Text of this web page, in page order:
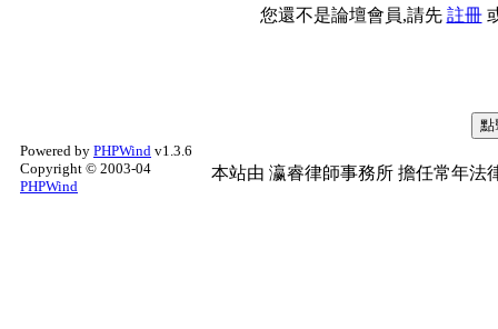
您還不是論壇會員,請先 註冊
Powered by PHPWind v1.3.6
Copyright © 2003-04
PHPWind
本站由 瀛睿律師事務所 擔任常年法